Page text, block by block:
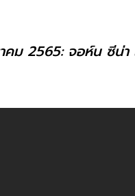
คม 2565: จอห์น ซีน่า